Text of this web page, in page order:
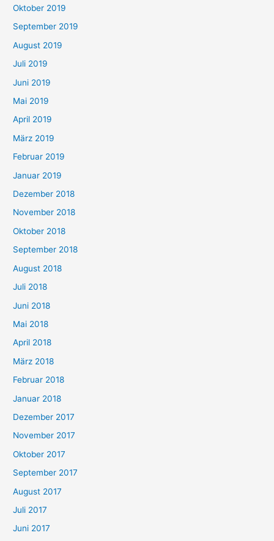
Oktober 2019
September 2019
August 2019
Juli 2019
Juni 2019
Mai 2019
April 2019
März 2019
Februar 2019
Januar 2019
Dezember 2018
November 2018
Oktober 2018
September 2018
August 2018
Juli 2018
Juni 2018
Mai 2018
April 2018
März 2018
Februar 2018
Januar 2018
Dezember 2017
November 2017
Oktober 2017
September 2017
August 2017
Juli 2017
Juni 2017